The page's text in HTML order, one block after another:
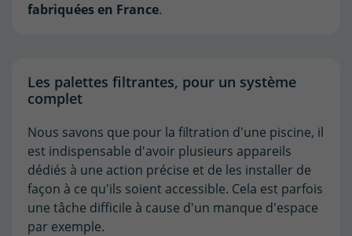
fabriquées en France.
Les palettes filtrantes, pour un système
complet
Nous savons que pour la filtration d'une piscine, il
est indispensable d'avoir plusieurs appareils
dédiés à une action précise et de les installer de
façon à ce qu'ils soient accessible. Cela est parfois
une tâche difficile à cause d'un manque d'espace
par exemple.